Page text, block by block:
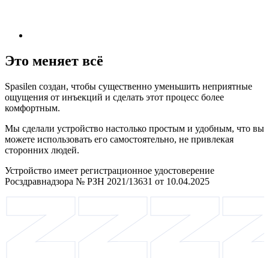
Это меняет всё
Spasilen создан, чтобы существенно уменьшить неприятные
ощущения от инъекций и сделать этот процесс более
комфортным.
Мы сделали устройство настолько простым и удобным, что вы
можете использовать его самостоятельно, не привлекая
сторонних людей.
Устройство имеет регистрационное удостоверение
Росздравнадзора № РЗН 2021/13631 от 10.04.2025